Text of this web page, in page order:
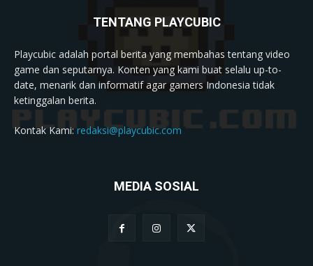
TENTANG PLAYCUBIC
Playcubic adalah portal berita yang membahas tentang video
game dan seputarnya. Konten yang kami buat selalu up-to-
date, menarik dan informatif agar gamers Indonesia tidak
ketinggalan berita.
Kontak Kami:redaksi@playcubic.com
MEDIA SOSIAL